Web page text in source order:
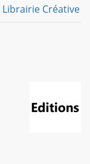
Créative